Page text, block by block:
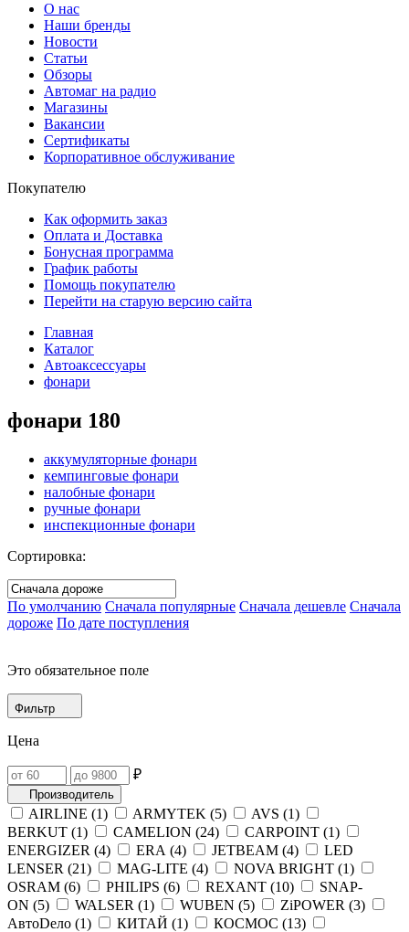
О нас
Наши бренды
Новости
Статьи
Обзоры
Автомаг на радио
Магазины
Вакансии
Сертификаты
Корпоративное обслуживание
Покупателю
Как оформить заказ
Оплата и Доставка
Бонусная программа
График работы
Помощь покупателю
Перейти на старую версию сайта
Главная
Каталог
Автоаксессуары
фонари
фонари 180
аккумуляторные фонари
кемпинговые фонари
налобные фонари
ручные фонари
инспекционные фонари
Сортировка:
По умолчанию Сначала популярные Сначала дешевле Сначала
дороже По дате поступления
Это обязательное поле
Фильтр
Цена
₽
Производитель
AIRLINE (1) ARMYTEK (5) AVS (1)
BERKUT (1) CAMELION (24) CARPOINT (1)
ENERGIZER (4) ERA (4) JETBEAM (4)
LED
LENSER (21) MAG-LITE (4) NOVA BRIGHT (1)
OSRAM (6) PHILIPS (6) REXANT (10)
SNAP-
ON (5) WALSER (1) WUBEN (5) ZiPOWER (3)
АвтоDело (1) КИТАЙ (1) КОСМОС (13)